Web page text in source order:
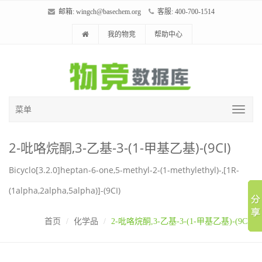
邮箱: wingch@basechem.org 客服: 400-700-1514
我的物竞 帮助中心
菜单
2-吡咯烷酮,3-乙基-3-(1-甲基乙基)-(9CI)
Bicyclo[3.2.0]heptan-6-one,5-methyl-2-(1-methylethyl)-,[1R-
(1alpha,2alpha,5alpha)]-(9CI)
首页 化学品 2-吡咯烷酮,3-乙基-3-(1-甲基乙基)-(9CI)